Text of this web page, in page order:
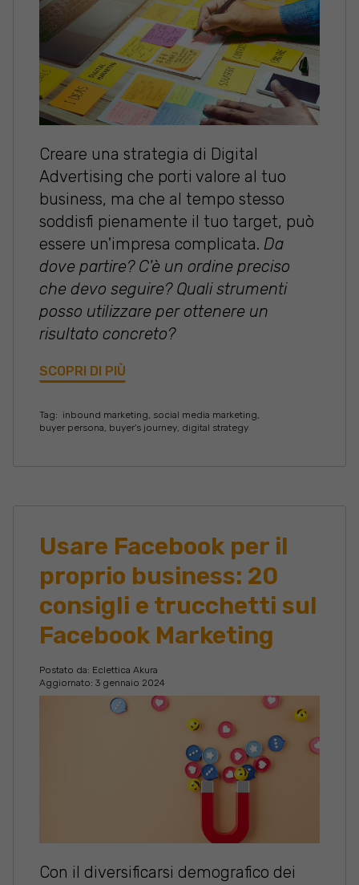
Creare una strategia di Digital
Advertising che porti valore al tuo
business, ma che al tempo stesso
soddisfi pienamente il tuo target, può
essere un'impresa complicata. Da
dove partire? C'è un ordine preciso
che devo seguire? Quali strumenti
posso utilizzare per ottenere un
risultato concreto?
SCOPRI DI PIÙ
Tag: inbound marketing, social media marketing,
buyer persona, buyer's journey, digital strategy
Usare Facebook per il
proprio business: 20
consigli e trucchetti sul
Facebook Marketing
Postato da: Eclettica Akura
Aggiornato: 3 gennaio 2024
Con il diversificarsi demografico dei